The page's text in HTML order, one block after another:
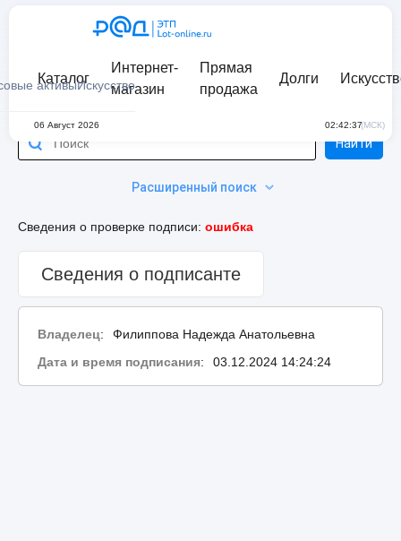
активыИскусство
Каталог
Интернет-
магазин
Прямая
продажа
Долги
06 Август 2026 02:42:37(МСК)
Расширенный поиск
Найти
Сведения о проверке подписи: ошибка
Сведения о подписанте
Владелец:
Филиппова Надежда Анатольевна
Дата и время подписания: 03.12.2024 14:24:24